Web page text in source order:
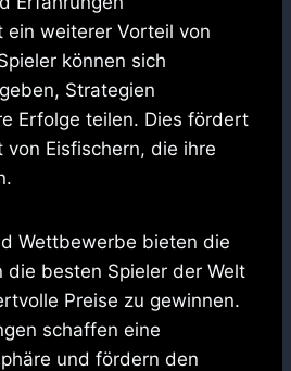
ein weiterer Vorteil von
können sich
Strategien
Erfolge teilen. Dies fördert
von Eisfischern, die ihre
Wettbewerbe bieten die
die besten Spieler der Welt
Preise zu gewinnen.
schaffen eine
und fördern den